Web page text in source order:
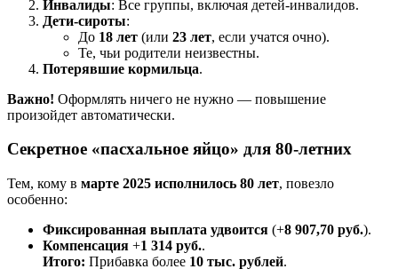
Инвалиды: Все группы, включая детей-инвалидов.
Дети-сироты:
До 18 лет (или 23 лет, если учатся очно).
Те, чьи родители неизвестны.
Потерявшие кормильца.
Важно! Оформлять ничего не нужно — повышение
произойдет автоматически.
Секретное «пасхальное яйцо» для 80-летних
Тем, кому в марте 2025 исполнилось 80 лет, повезло
особенно:
Фиксированная выплата удвоится (+8 907,70 руб.).
Компенсация +1 314 руб..
Итого: Прибавка более 10 тыс. рублей.